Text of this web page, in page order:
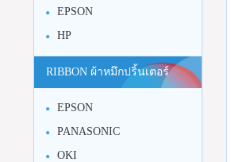
EPSON
HP
RIBBON ผ้าหมึกปริ้นเตอร์
EPSON
PANASONIC
OKI